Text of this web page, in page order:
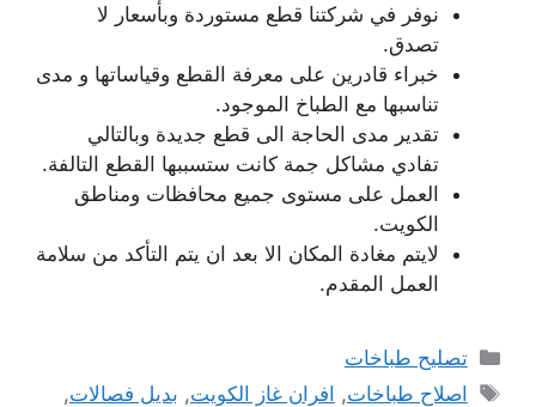
نوفر في شركتنا قطع مستوردة وبأسعار لا
تصدق.
خبراء قادرين على معرفة القطع وقياساتها و مدى
تناسبها مع الطباخ الموجود.
تقدير مدى الحاجة الى قطع جديدة وبالتالي
تفادي مشاكل جمة كانت ستسببها القطع التالفة.
العمل على مستوى جميع محافظات ومناطق
الكويت.
لايتم مغادة المكان الا بعد ان يتم التأكد من سلامة
العمل المقدم.
التصنيفات
تصليح طباخات
الوسوم
اصلاح طباخات, افران غاز الكويت, بديل فصالات,